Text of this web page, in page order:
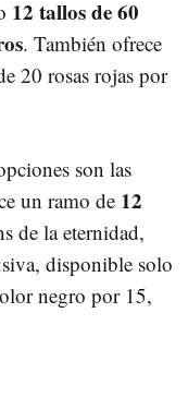
12 tallos de 60
. También ofrece
20 rosas rojas por
son las
un ramo de 12
de la eternidad,
disponible solo
negro por 15,